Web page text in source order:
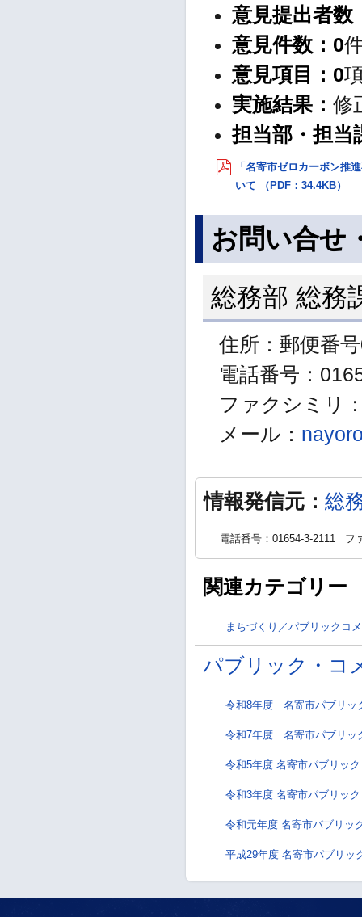
意見提出者数
意見件数： 0
意見項目
： 0
実施結果： 修
担当部・担当
「名寄市ゼロカーボン推
いて （PDF：34.4KB）
お問い合せ
総務部 総務
住所：郵便番
電話番号：
ファクシミリ
メール：
情報発信元： 総
電話番号：01654-3-2111 フ
関連カテゴリー
まちづくり／パブリックコ
パブリック・コ
令和8年度 名寄市パブリッ
令和7年度 名寄市パブリッ
令和5年度 名寄市パブリッ
令和3年度 名寄市パブリッ
令和元年度 名寄市パブリッ
平成29年度 名寄市パブリッ